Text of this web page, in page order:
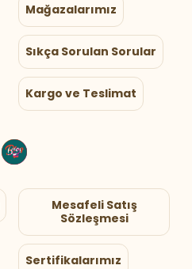
Mağazalarımız
Sıkça Sorulan Sorular
Kargo ve Teslimat
Mesafeli Satış
Sözleşmesi
Sertifikalarımız